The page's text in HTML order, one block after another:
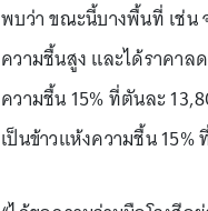
พบว่า ขณะนี้บางพื้นที่ เช่น
ความชื้นสูง และได้ราคา
ความชื้น 15% ที่ตันละ
เป็นข้าวแห้งความชื้น